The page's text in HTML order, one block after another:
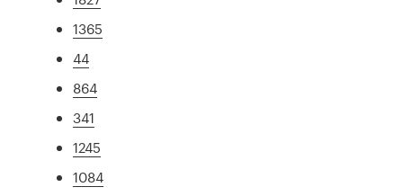
1365
44
864
341
1245
1084